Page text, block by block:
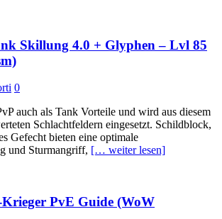
Skillung 4.0 + Glyphen – Lvl 85
0
auch als Tank Vorteile und wird aus diesem
Schlachtfeldern eingesetzt. Schildblock,
Gefecht bieten eine optimale
und Sturmangriff, [… weiter lesen]
PvE Guide (WoW